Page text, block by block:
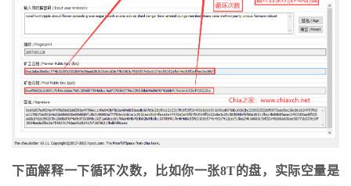
下面解释一下循环次数，比如你一张8T的盘，实际空量是